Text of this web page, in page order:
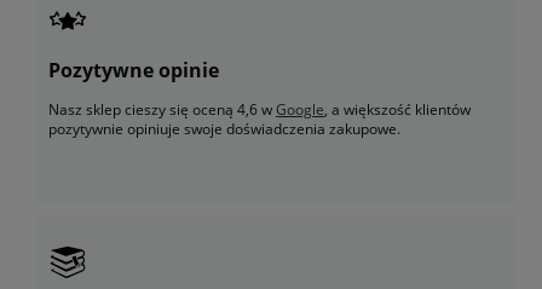
Pozytywne opinie
Nasz sklep cieszy się oceną 4,6 wGoogle, a większość klientów
pozytywnie opiniuje swoje doświadczenia zakupowe.